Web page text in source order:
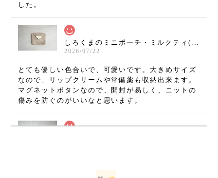
した。
2026/07/22
とても優しい色合いで、可愛いです。大きめサイズ
なので、リップクリームや常備薬も収納出来ます。
マグネットボタンなので、開封が易しく、ニットの
傷みを防ぐのがいいなと思います。
す！ 大切に使いたいと思います。 ありがとうござ